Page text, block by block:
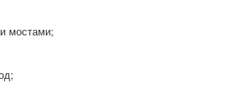
мостами;